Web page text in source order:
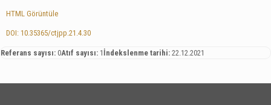
HTML Görüntüle
DOI: 10.35365/ctjpp.21.4.30
Referans sayısı: 0Atıf sayısı: 1 İndekslenme tarihi: 22.12.2021